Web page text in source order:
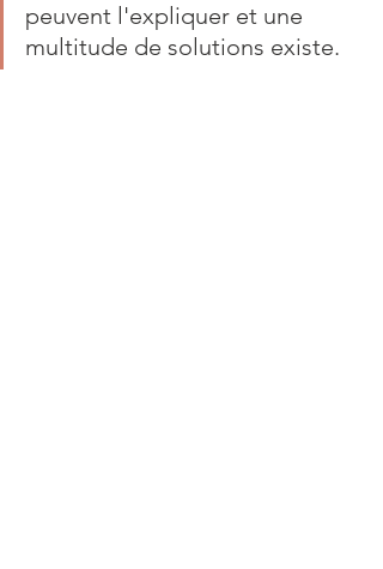
peuvent l'expliquer et une
multitude de solutions existe.